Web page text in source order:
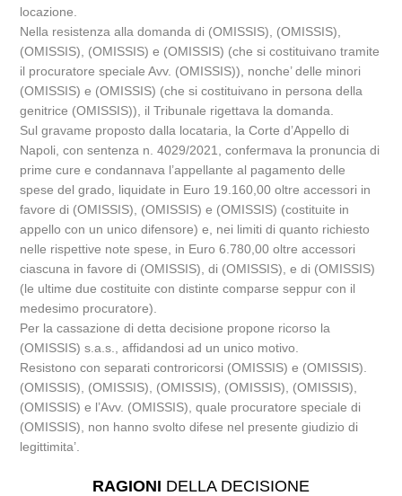
locazione.
Nella resistenza alla domanda di (OMISSIS), (OMISSIS),
(OMISSIS), (OMISSIS) e (OMISSIS) (che si costituivano tramite
il procuratore speciale Avv. (OMISSIS)), nonche’ delle minori
(OMISSIS) e (OMISSIS) (che si costituivano in persona della
genitrice (OMISSIS)), il Tribunale rigettava la domanda.
Sul gravame proposto dalla locataria, la Corte d’Appello di
Napoli, con sentenza n. 4029/2021, confermava la pronuncia di
prime cure e condannava l’appellante al pagamento delle
spese del grado, liquidate in Euro 19.160,00 oltre accessori in
favore di (OMISSIS), (OMISSIS) e (OMISSIS) (costituite in
appello con un unico difensore) e, nei limiti di quanto richiesto
nelle rispettive note spese, in Euro 6.780,00 oltre accessori
ciascuna in favore di (OMISSIS), di (OMISSIS), e di (OMISSIS)
(le ultime due costituite con distinte comparse seppur con il
medesimo procuratore).
Per la cassazione di detta decisione propone ricorso la
(OMISSIS) s.a.s., affidandosi ad un unico motivo.
Resistono con separati controricorsi (OMISSIS) e (OMISSIS).
(OMISSIS), (OMISSIS), (OMISSIS), (OMISSIS), (OMISSIS),
(OMISSIS) e l’Avv. (OMISSIS), quale procuratore speciale di
(OMISSIS), non hanno svolto difese nel presente giudizio di
legittimita’.
RAGIONI DELLA DECISIONE